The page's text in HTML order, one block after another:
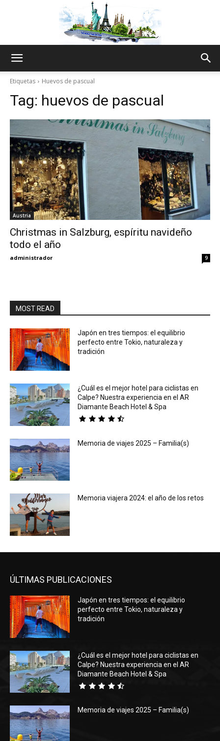
World
Thru
Etiquetas Huevos de pascual
Tag: huevos de pascual
Austria
Christmas in Salzburg, espíritu navideño
todo el año
administrador 9
MOST READ
Japón en tres tiempos: el equilibrio
perfecto entre Tokio, naturaleza y
tradición
¿Cuál es el mejor hotel para ciclistas en
Calpe? Nuestra experiencia en el AR
Diamante Beach Hotel & Spa
Memoria de viajes 2025 – Familia(s)
Memoria viajera 2024: el año de los retos
ÚLTIMAS PUBLICACIONES
Japón en tres tiempos: el equilibrio
perfecto entre Tokio, naturaleza y
tradición
¿Cuál es el mejor hotel para ciclistas en
Calpe? Nuestra experiencia en el AR
Diamante Beach Hotel & Spa
Memoria de viajes 2025 – Familia(s)